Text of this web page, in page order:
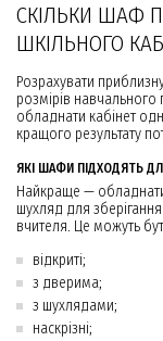
СКІЛЬКИ ШАФ
ШКІЛЬНОГО
Розрахувати
розмірів
обладнати кабінет
кращого результату
ЯКІ ШАФИ ПІДХОДЯТЬ
Найкраще —
шухляд для
вчителя. Це можуть
відкриті;
з дверима;
з шухлядами;
наскрізні;